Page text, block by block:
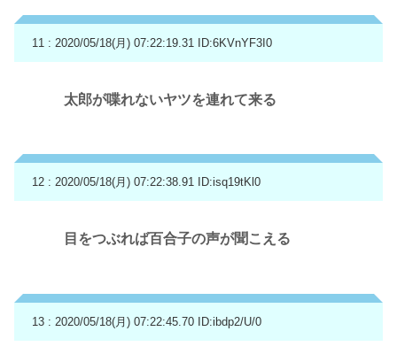
11 : 2020/05/18(月) 07:22:19.31 ID:6KVnYF3I0
太郎が喋れないヤツを連れて来る
12 : 2020/05/18(月) 07:22:38.91 ID:isq19tKl0
目をつぶれば百合子の声が聞こえる
13 : 2020/05/18(月) 07:22:45.70 ID:ibdp2/U/0